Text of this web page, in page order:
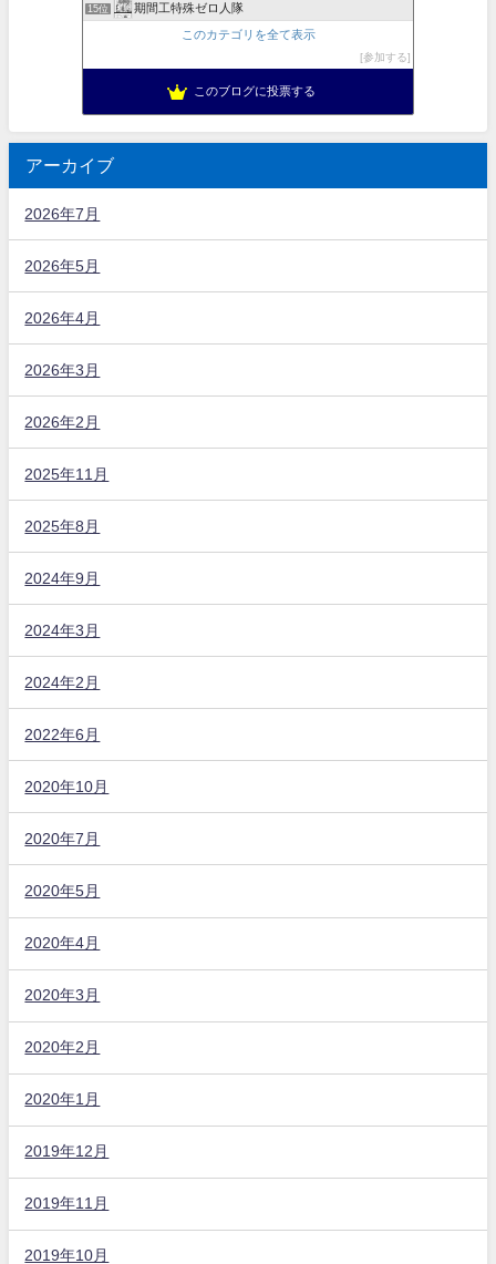
15位 期間工特殊ゼロ人隊
このカテゴリを全て表示
参加する
このブログに投票する
アーカイブ
2026年7月
2026年5月
2026年4月
2026年3月
2026年2月
2025年11月
2025年8月
2024年9月
2024年3月
2024年2月
2022年6月
2020年10月
2020年7月
2020年5月
2020年4月
2020年3月
2020年2月
2020年1月
2019年12月
2019年11月
2019年10月